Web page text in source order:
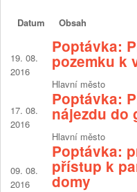
Datum Obsah
19. 08.
2016
Poptávka:
pozemku k
Hlavní město
17. 08.
2016
Poptávka:
nájezdu do
Hlavní město
09. 08.
2016
Poptávka:
přístup k
domy